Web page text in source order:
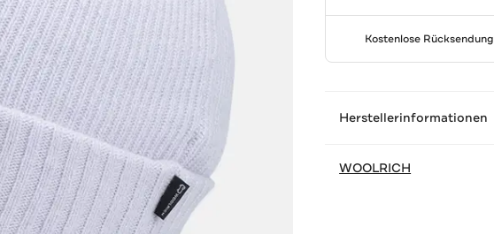
Kostenlose Rücksendung
Herstellerinformationen
WOOLRICH